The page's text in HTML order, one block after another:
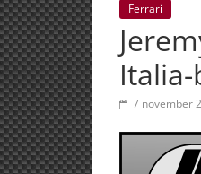
autonieuws
&
lifestyle
Ferrari
7 november